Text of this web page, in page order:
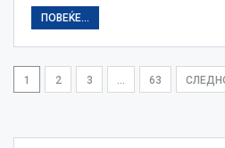
ПОВЕЌЕ...
1 2 3 63